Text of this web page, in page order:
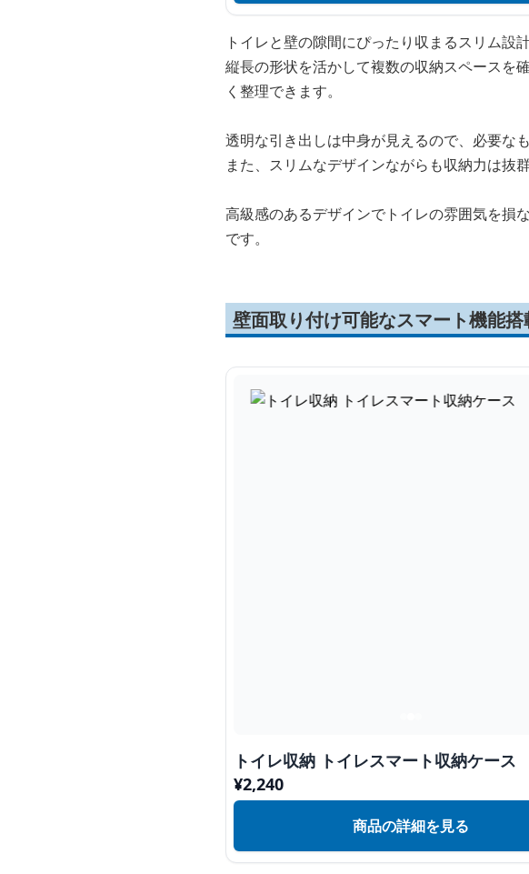
トイレと壁の隙間にぴったり収まるスリム設
縦長の形状を活かして複数の収納スペースを
く整理できます。
透明な引き出しは中身が見えるので、必要な
また、スリムなデザインながらも収納力は抜
高級感のあるデザインでトイレの雰囲気を損
です。
壁面取り付け可能なスマート機能
トイレ収納 トイレスマート収納ケース
¥2,240
商品の詳細を見る